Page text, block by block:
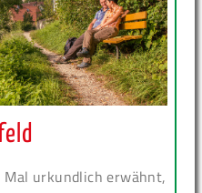
Mal urkundlich erwähnt,